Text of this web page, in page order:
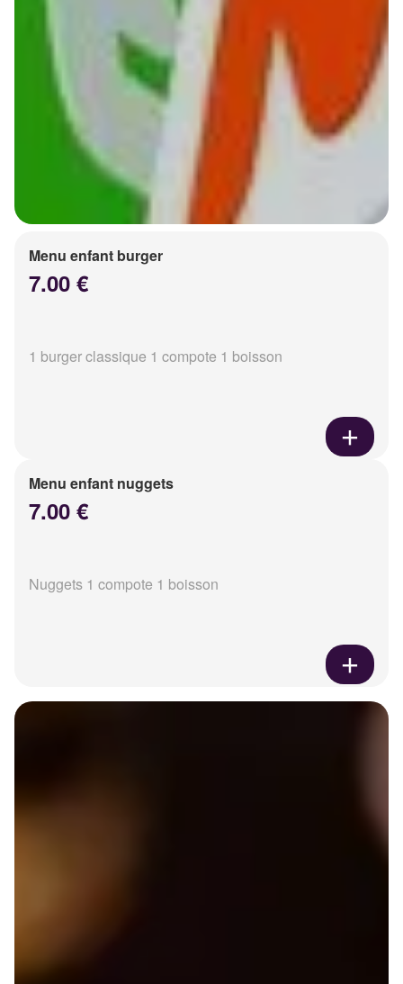
Menu enfant burger
7.00 €
1 burger classique 1 compote 1 boisson
Menu enfant nuggets
7.00 €
Nuggets 1 compote 1 boisson